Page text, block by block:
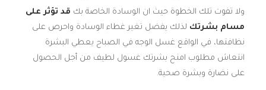
ولا تفوت تلك الخطوة حيث ان الوسادة الخاصة بك قد تؤثر على
مسام بشرتك لذلك يفضل تغير غطاء الوسادة واحرص على
نظافتها، في الواقع غسل الوجه في الصباح يعطي البشرة
انتعاش مطلوب امنح بشرتك غسول لطيف من أجل الحصول
على نضارة وبشرة صحية.